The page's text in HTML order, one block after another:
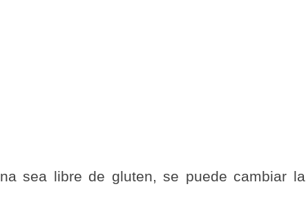
sea libre de gluten, se puede cambiar la